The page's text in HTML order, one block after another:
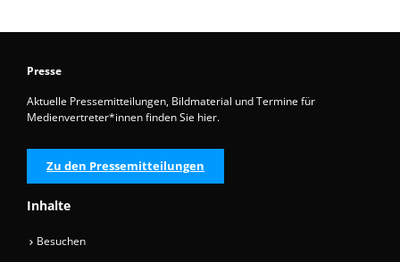
Presse
Aktuelle Pressemitteilungen, Bildmaterial und Termine für
Medienvertreter*innen finden Sie hier.
Zu den Pressemitteilungen
Inhalte
Besuchen